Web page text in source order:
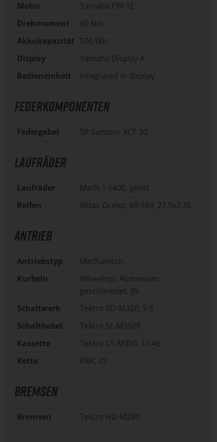
Motor
Yamaha PW-TE
Drehmoment
60 Nm
Akkukapazität
500 Wh
Display
Yamaha Display A
Bedieneinheit
integrated in display
FEDERKOMPONENTEN
Federgabel SR Suntour XCT 30
LAUFRÄDER
Laufräder
Mach 1 640E, geöst
Reifen
Mitas Ocelot, 60-584, 27.5x2.35
ANTRIEB
Antriebstyp
Mechanisch
Kurbeln
Wheeltop, Aluminium
geschmiedet, JIS
Schaltwerk
Tektro RD-M350, 9-S
Schalthebel
Tektro SL-M350R
Kassette
Tektro CS-M350, 11-46
Kette
KMC Z9
BREMSEN
Bremsen Tektro HD-M280